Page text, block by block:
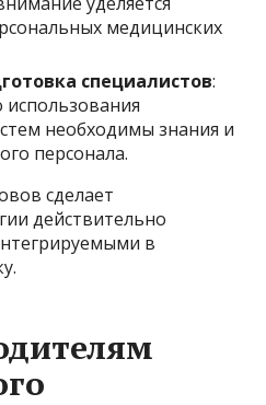
медицинских
специалистов:
использования
необходимы знания и
персонала.
сделает
действительно
в